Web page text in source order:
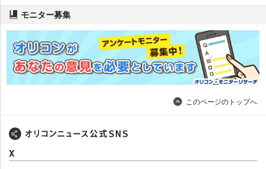
モニター募集
このページのトップへ
X